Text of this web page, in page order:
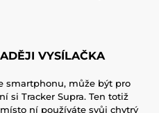
VYSÍLAČKA
smartphonu, může být pro
si Tracker Supra. Ten totiž
ní používáte svůj chytrý